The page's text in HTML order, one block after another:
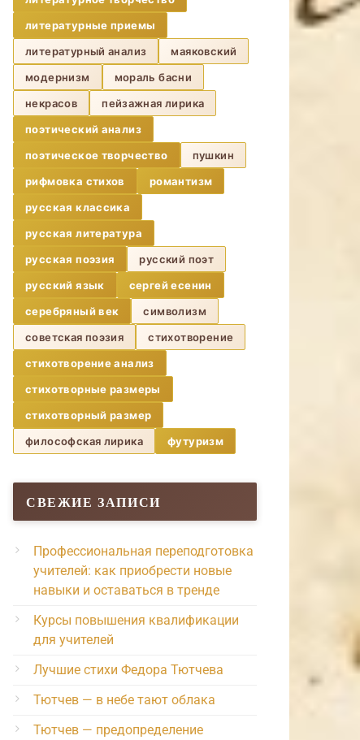
литературные приемы
литературный анализ
маяковский
модернизм
мораль басни
некрасов
пейзажная лирика
поэтический анализ
поэтическое творчество
пушкин
рифмовка стихов
романтизм
русская классика
русская литература
русская поэзия
русский поэт
русский язык
сергей есенин
серебряный век
символизм
советская поэзия
стихотворение
стихотворение анализ
стихотворные размеры
стихотворный размер
философская лирика
футуризм
СВЕЖИЕ ЗАПИСИ
Профессиональная переподготовка
учителей: как приобрести новые
навыки и оставаться в тренде
Курсы повышения квалификации
для учителей
Лучшие стихи Федора Тютчева
Тютчев — в небе тают облака
Тютчев — предопределение